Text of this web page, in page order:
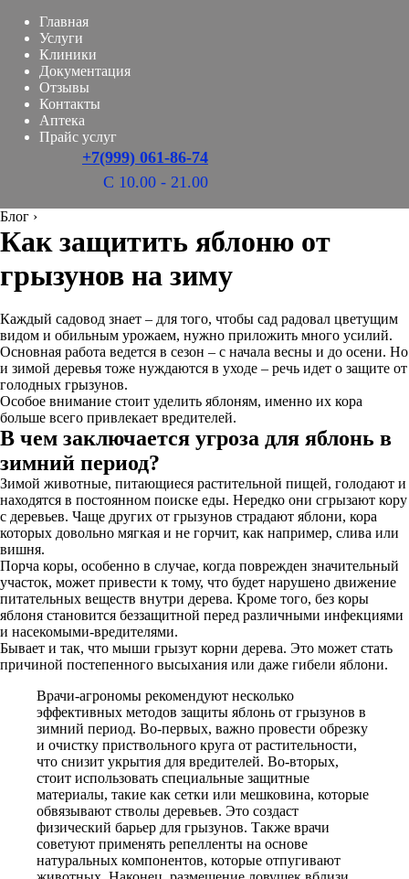
Главная
Услуги
Клиники
Документация
Отзывы
Контакты
Аптека
Прайс услуг
+7(999) 061-86-74
С 10.00 - 21.00
Блог ›
Как защитить яблоню от
грызунов на зиму
Каждый садовод знает – для того, чтобы сад радовал цветущим
видом и обильным урожаем, нужно приложить много усилий.
Основная работа ведется в сезон – с начала весны и до осени. Но
и зимой деревья тоже нуждаются в уходе – речь идет о защите от
голодных грызунов.
Особое внимание стоит уделить яблоням, именно их кора
больше всего привлекает вредителей.
В чем заключается угроза для яблонь в
зимний период?
Зимой животные, питающиеся растительной пищей, голодают и
находятся в постоянном поиске еды. Нередко они сгрызают кору
с деревьев. Чаще других от грызунов страдают яблони, кора
которых довольно мягкая и не горчит, как например, слива или
вишня.
Порча коры, особенно в случае, когда поврежден значительный
участок, может привести к тому, что будет нарушено движение
питательных веществ внутри дерева. Кроме того, без коры
яблоня становится беззащитной перед различными инфекциями
и насекомыми-вредителями.
Бывает и так, что мыши грызут корни дерева. Это может стать
причиной постепенного высыхания или даже гибели яблони.
Врачи-агрономы рекомендуют несколько
эффективных методов защиты яблонь от грызунов в
зимний период. Во-первых, важно провести обрезку
и очистку приствольного круга от растительности,
что снизит укрытия для вредителей. Во-вторых,
стоит использовать специальные защитные
материалы, такие как сетки или мешковина, которые
обвязывают стволы деревьев. Это создаст
физический барьер для грызунов. Также врачи
советуют применять репелленты на основе
натуральных компонентов, которые отпугивают